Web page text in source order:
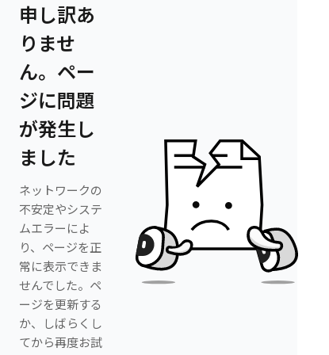
申し訳あ
りませ
ん。ペー
ジに問題
が発生し
ました
ネットワークの
不安定やシステ
ムエラーによ
り、ページを正
常に表示できま
せんでした。ペ
ージを更新する
か、しばらくし
てから再度お試